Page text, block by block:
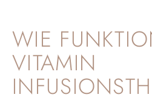
WIE
VITAMIN